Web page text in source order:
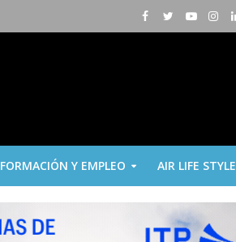
FORMACIÓN Y EMPLEO AIR LIFE STYLE